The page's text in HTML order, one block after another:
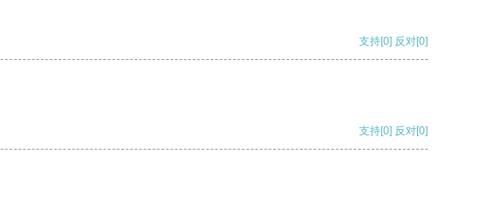
支持[0] 反对[0]
支持[0] 反对[0]